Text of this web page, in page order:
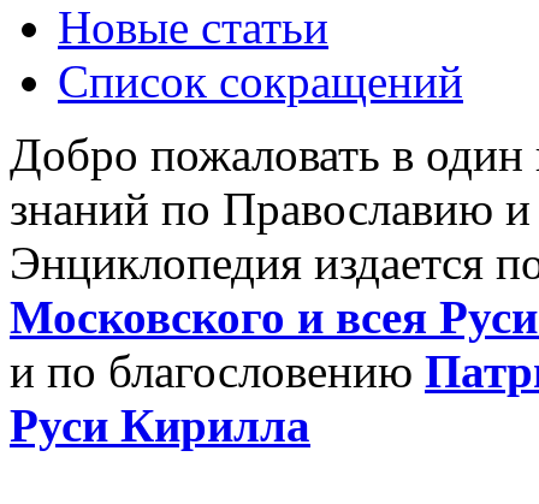
Новые статьи
Список сокращений
Добро пожаловать в
знаний по Православию
Энциклопедия издается
Московского и всея
и по благословению
Руси Кирилла